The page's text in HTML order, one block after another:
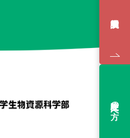
受験生の方へ